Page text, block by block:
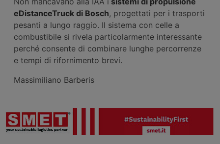
eDistanceTruck di Bosch, progettati per i trasporti
pesanti a lungo raggio. Il sistema con celle a
combustibile si rivela particolarmente interessante
perché consente di combinare lunghe percorrenze
e tempi di rifornimento brevi.
Massimiliano Barberis